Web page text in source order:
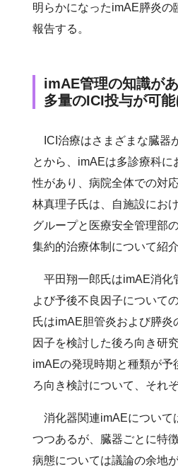
明らかになったimAE膵炎の
報告する。
imAE管理の知識が
多量のICI投与が可能
ICI治療はさまざまな臓器
とから、imAEは多診療科に
性があり、病院全体での対
林真理子氏は、自施設にお
グループと医療安全管理部
集約的治療体制について紹介
平田翔一郎氏はimAE消化
よび予後不良因子について
氏はimAE胆管炎および膵炎
因子を検討した後ろ向き研
imAEの発現時期と種類が予
ろ向き検討について、それ
消化器関連imAEについて
つつあるが、臓器ごとに特
病態については議論の余地